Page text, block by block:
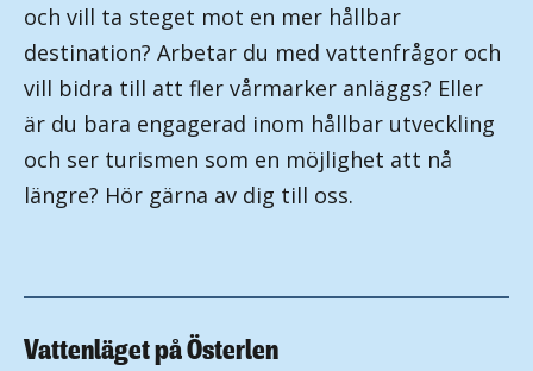
och vill ta steget mot en mer hållbar
destination? Arbetar du med vattenfrågor och
vill bidra till att fler vårmarker anläggs? Eller
är du bara engagerad inom hållbar utveckling
och ser turismen som en möjlighet att nå
längre? Hör gärna av dig till oss.
Vattenläget på Österlen